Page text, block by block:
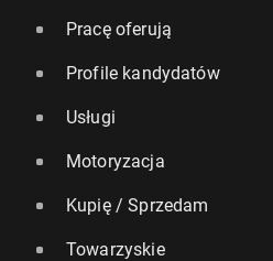
Pracę oferują
Profile kandydatów
Usługi
Motoryzacja
Kupię / Sprzedam
Towarzyskie